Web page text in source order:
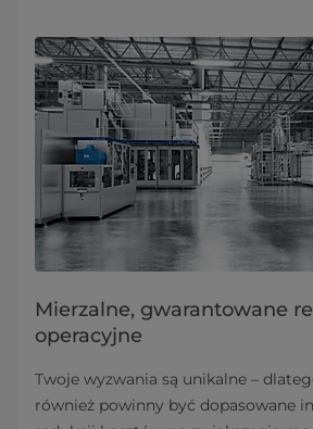
Mierzalne, gwarantowane
operacyjne
Twoje wyzwania są unikalne –
również powinny być dopasowane